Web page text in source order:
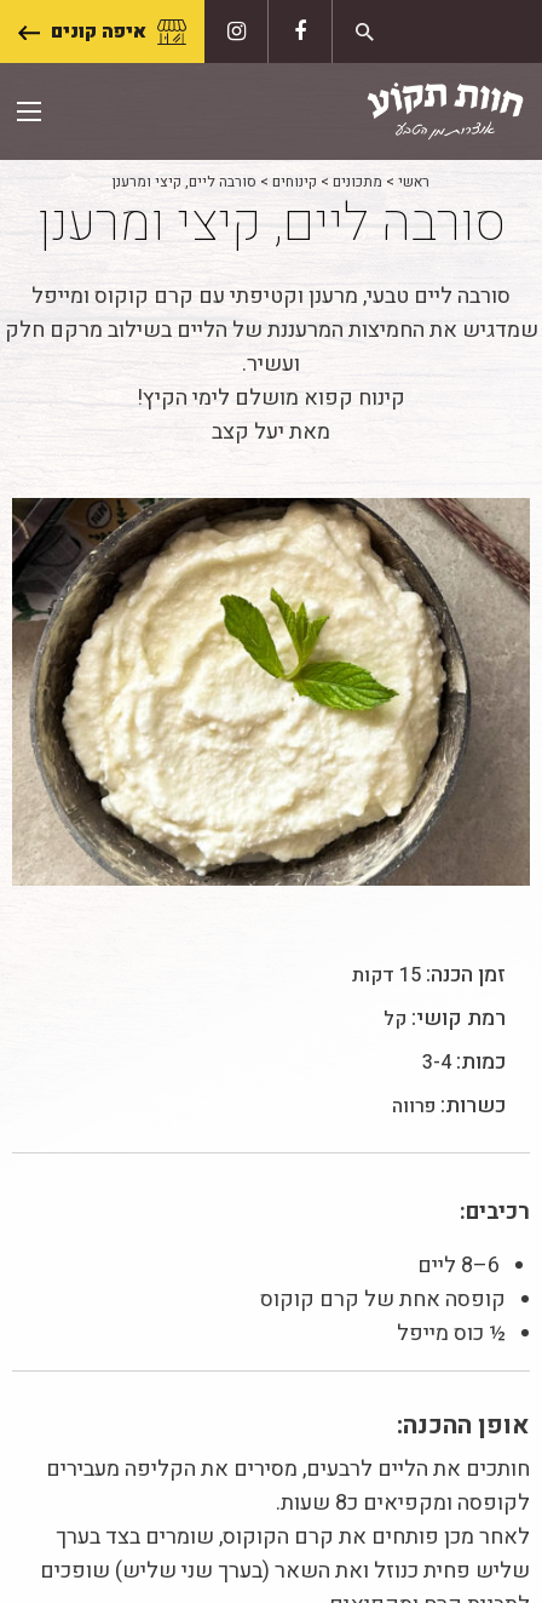
content
איפה קונים
ראשי > מתכונים > קינוחים > סורבה ליים, קיצי ומרענן
סורבה ליים, קיצי ומרענן
סורבה ליים טבעי, מרענן וקטיפתי עם קרם קוקוס ומייפל
שמדגיש את החמיצות המרעננת של הליים בשילוב מרקם חלק
ועשיר.
קינוח קפוא מושלם לימי הקיץ!
מאת יעל קצב
זמן הכנה: 15 דקות
רמת קושי: קל
כמות:3-4
כשרות: פרווה
רכיבים:
6–8 ליים
קופסה אחת של קרם קוקוס
½ כוס מייפל
אופן ההכנה:
חותכים את הליים לרבעים, מסירים את הקליפה מעבירים
לקופסה ומקפיאים כ8 שעות.
לאחר מכן פותחים את קרם הקוקוס, שומרים בצד בערך
שליש פחית כנוזל ואת השאר (בערך שני שליש) שופכים